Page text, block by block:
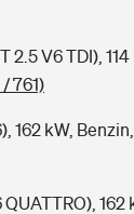
2.5 V6 TDI), 114
761)
162 kW,
162